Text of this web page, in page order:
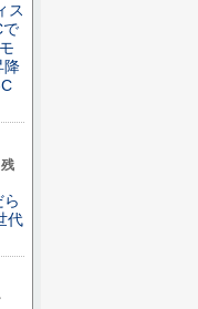
ス
で
降
代